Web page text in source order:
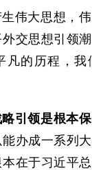
伟大思想，
交思想引领
凡的历程，我
引领是根本保
办成一系列
在于习近平